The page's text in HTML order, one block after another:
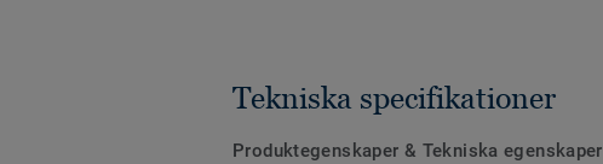
Tekniska specifikationer
Produktegenskaper & Tekniska egenskaper